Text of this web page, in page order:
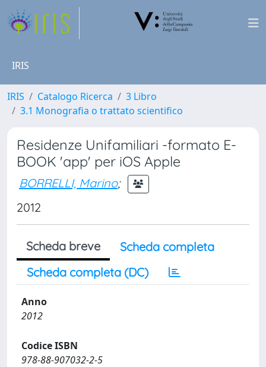
IRIS
IRIS Catalogo Ricerca
3 Libro
3.1 Monografia o trattato scientifico
Residenze Unifamiliari -formato E-
BOOK 'app' per iOS Apple
BORRELLI, Marino;
2012
Scheda breve
Scheda completa
Scheda completa (DC)
Anno
2012
Codice ISBN
978-88-907032-2-5